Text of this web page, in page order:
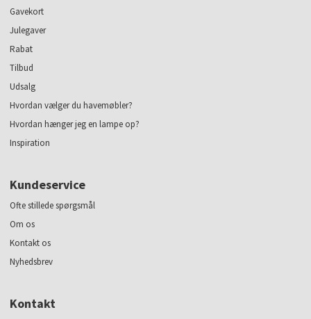
Gavekort
Julegaver
Rabat
Tilbud
Udsalg
Hvordan vælger du havemøbler?
Hvordan hænger jeg en lampe op?
Inspiration
Kundeservice
Ofte stillede spørgsmål
Om os
Kontakt os
Nyhedsbrev
Kontakt